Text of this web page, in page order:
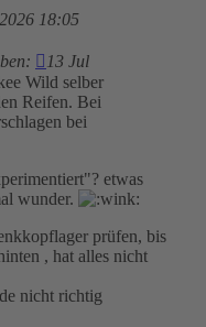
18:05
13 Jul
Wild selber
Reifen. Bei
bei
etwas
wunder.
prüfen, bis
, hat alles nicht
nicht richtig